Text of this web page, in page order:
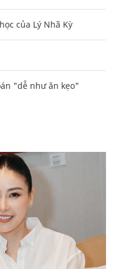
của Lý Nhã Kỳ
"dễ như ăn kẹo"